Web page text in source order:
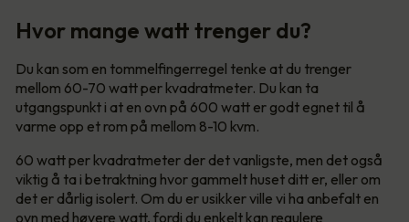
Hvor mange watt trenger du?
Du kan som en tommelfingerregel tenke at du trenger
mellom 60-70 watt per kvadratmeter. Du kan ta
utgangspunkt i at en ovn på 600 watt er godt egnet til å
varme opp et rom på mellom 8-10 kvm.
60 watt per kvadratmeter der det vanligste, men det også
viktig å ta i betraktning hvor gammelt huset ditt er, eller om
det er dårlig isolert. Om du er usikker ville vi ha anbefalt en
ovn med høyere watt, fordi du enkelt kan regulere